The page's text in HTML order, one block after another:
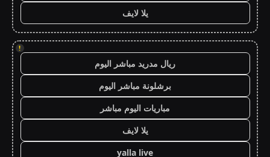
يلا لايف
!
ريال مدريد مباشر اليوم
برشلونة مباشر اليوم
مباريات اليوم مباشر
يلا لايف
yalla live